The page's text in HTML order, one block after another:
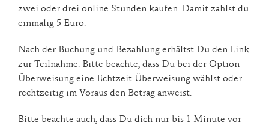
zwei oder drei online Stunden kaufen. Damit zahlst du
einmalig 5 Euro.
Nach der Buchung und Bezahlung erhältst Du den Link
zur Teilnahme. Bitte beachte, dass Du bei der Option
Überweisung eine Echtzeit Überweisung wählst oder
rechtzeitig im Voraus den Betrag anweist.
Bitte beachte auch, dass Du dich nur bis 1 Minute vor